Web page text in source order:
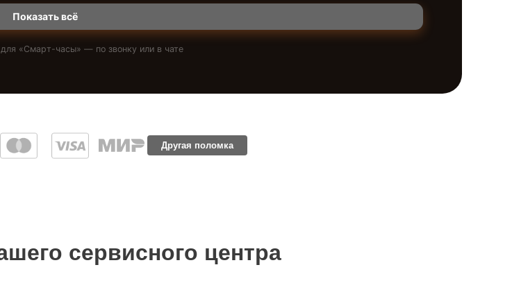
Показать всё
«Смарт-часы» — по звонку или в чате
Другая поломка
сервисного центра